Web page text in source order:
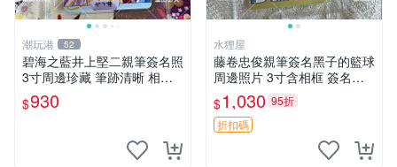
潮玩港 52
碧海之藍井上堅二親筆簽名照
3寸周邊珍藏 筆跡清晰 相框
精美 碧海之藍 簽名照片 井上
堅二 周邊品
$930
水狸屋
藤卷忠俊親筆簽名黑子的籃球
周邊照片 3寸含相框 簽名照
簽名真跡 黑籃周邊
$1,030 95折
折扣碼